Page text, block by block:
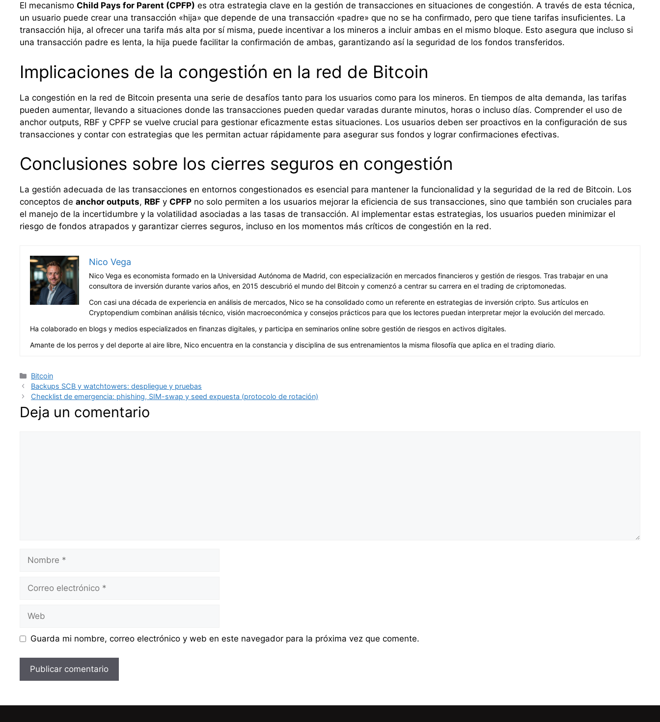
El mecanismo Child Pays for Parent (CPFP) es otra estrategia clave en la gestión de transacciones en situaciones de congestión. A través de esta técnica,
un usuario puede crear una transacción «hija» que depende de una transacción «padre» que no se ha confirmado, pero que tiene tarifas insuficientes. La
transacción hija, al ofrecer una tarifa más alta por sí misma, puede incentivar a los mineros a incluir ambas en el mismo bloque. Esto asegura que incluso si
una transacción padre es lenta, la hija puede facilitar la confirmación de ambas, garantizando así la seguridad de los fondos transferidos.
Implicaciones de la congestión en la red de Bitcoin
La congestión en la red de Bitcoin presenta una serie de desafíos tanto para los usuarios como para los mineros. En tiempos de alta demanda, las tarifas
pueden aumentar, llevando a situaciones donde las transacciones pueden quedar varadas durante minutos, horas o incluso días. Comprender el uso de
anchor outputs, RBF y CPFP se vuelve crucial para gestionar eficazmente estas situaciones. Los usuarios deben ser proactivos en la configuración de sus
transacciones y contar con estrategias que les permitan actuar rápidamente para asegurar sus fondos y lograr confirmaciones efectivas.
Conclusiones sobre los cierres seguros en congestión
La gestión adecuada de las transacciones en entornos congestionados es esencial para mantener la funcionalidad y la seguridad de la red de Bitcoin. Los
conceptos de anchor outputs, RBF y CPFP no solo permiten a los usuarios mejorar la eficiencia de sus transacciones, sino que también son cruciales para
el manejo de la incertidumbre y la volatilidad asociadas a las tasas de transacción. Al implementar estas estrategias, los usuarios pueden minimizar el
riesgo de fondos atrapados y garantizar cierres seguros, incluso en los momentos más críticos de congestión en la red.
Nico Vega
Nico Vega es economista formado en la Universidad Autónoma de Madrid, con especialización en mercados financieros y gestión de riesgos. Tras trabajar en una
consultora de inversión durante varios años, en 2015 descubrió el mundo del Bitcoin y comenzó a centrar su carrera en el trading de criptomonedas.
Con casi una década de experiencia en análisis de mercados, Nico se ha consolidado como un referente en estrategias de inversión cripto. Sus artículos en
Cryptopendium combinan análisis técnico, visión macroeconómica y consejos prácticos para que los lectores puedan interpretar mejor la evolución del mercado.
Ha colaborado en blogs y medios especializados en finanzas digitales, y participa en seminarios online sobre gestión de riesgos en activos digitales.
Amante de los perros y del deporte al aire libre, Nico encuentra en la constancia y disciplina de sus entrenamientos la misma filosofía que aplica en el trading diario.
Categorías
Bitcoin
Backups SCB y watchtowers: despliegue y pruebas
Checklist de emergencia: phishing, SIM-swap y seed expuesta (protocolo de rotación)
Deja un comentario
Nombre
Correo
Web
Guarda mi nombre, correo electrónico y web en este navegador para la próxima vez que comente.